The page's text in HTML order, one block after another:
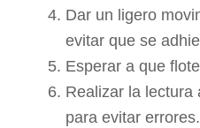
Dar un ligero
evitar que se
Esperar a que
Realizar la lectura
para evitar errores.